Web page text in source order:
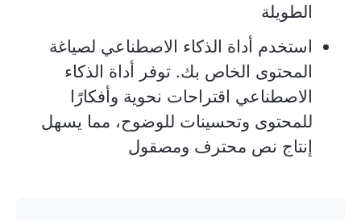
الطويلة
استخدم أداة الذكاء الاصطناعي لصياغة
المحتوى الخاص بك. توفر أداة الذكاء
الاصطناعي اقتراحات نحوية وأفكارًا
للمحتوى وتحسينات للوضوح، مما يسهل
إنتاج نص محترف ومصقول